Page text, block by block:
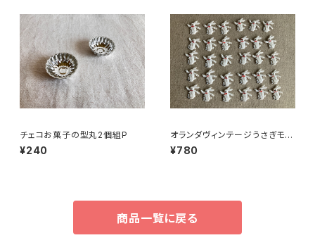
チェコお菓子の型丸2個組P
¥240
オランダヴィンテージうさぎモチ
ーフプラパーツ30個セットNo19
9
¥780
商品一覧に戻る